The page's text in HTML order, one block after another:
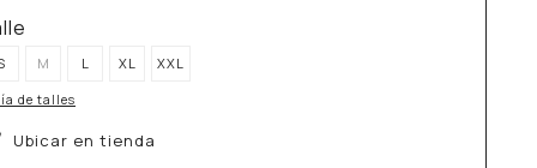
M L XL XXL
de talles
Ubicar en tienda